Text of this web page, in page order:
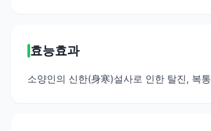
효능효과
소양인의 신한(身寒)설사로 인한 탈진, 복통